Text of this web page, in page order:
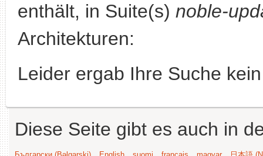
enthält, in Suite(s) noble-
Architekturen:
Leider ergab Ihre Suche
Diese Seite gibt es auch in